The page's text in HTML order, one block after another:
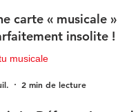
carte « musicale »
insolite !
musicale
2 min de lecture